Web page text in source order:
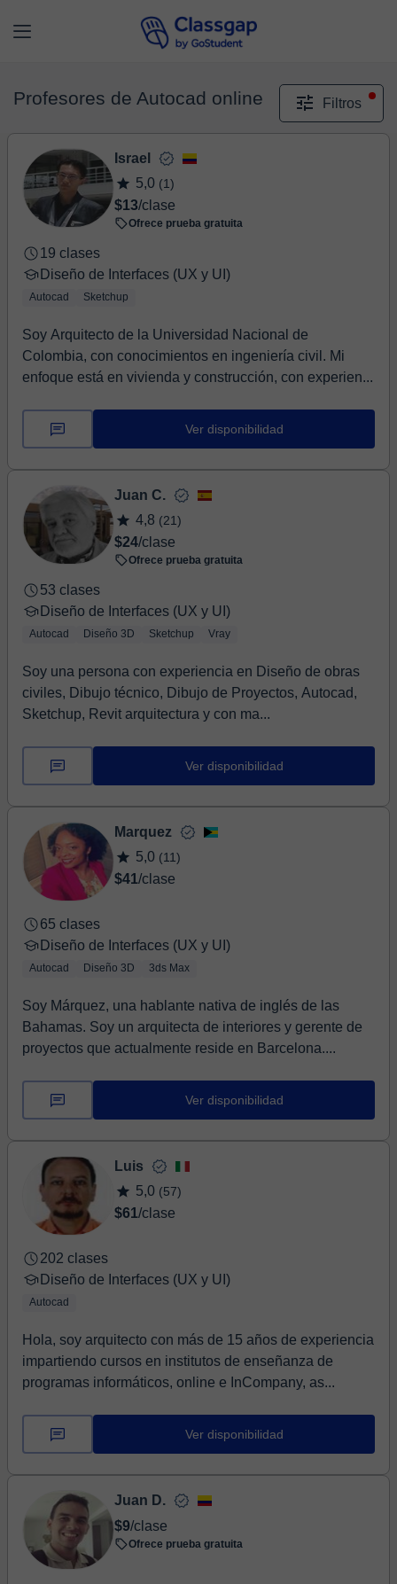
Profesores de Autocad online Filtros
Israel
5,0 (1)
$13/clase
Ofrece prueba gratuita
19 clases
Diseño de Interfaces (UX y UI)
Autocad Sketchup
Soy Arquitecto de la Universidad Nacional de
Colombia, con conocimientos en ingeniería civil. Mi
enfoque está en vivienda y construcción, con experien...
Ver disponibilidad
Juan C.
4,8 (21)
$24/clase
Ofrece prueba gratuita
53 clases
Diseño de Interfaces (UX y UI)
Autocad Diseño 3D Sketchup Vray
Soy una persona con experiencia en Diseño de obras
civiles, Dibujo técnico, Dibujo de Proyectos, Autocad,
Sketchup, Revit arquitectura y con ma...
Ver disponibilidad
Marquez
5,0 (11)
$41/clase
65 clases
Diseño de Interfaces (UX y UI)
Autocad Diseño 3D 3ds Max
Soy Márquez, una hablante nativa de inglés de las
Bahamas. Soy un arquitecta de interiores y gerente de
proyectos que actualmente reside en Barcelona....
Ver disponibilidad
Luis
5,0 (57)
$61/clase
202 clases
Diseño de Interfaces (UX y UI)
Autocad
Hola, soy arquitecto con más de 15 años de experiencia
impartiendo cursos en institutos de enseñanza de
programas informáticos, online e InCompany, as...
Ver disponibilidad
Juan D.
$9/clase
Ofrece prueba gratuita